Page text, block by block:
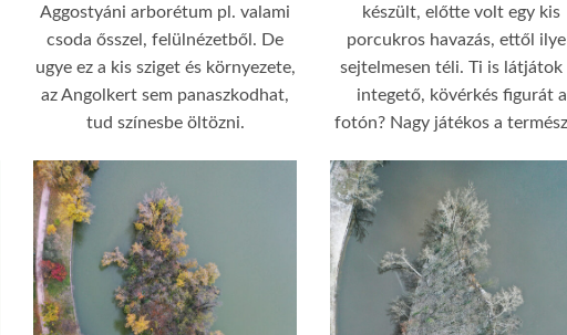
Aggostyáni arborétum pl. valami
csoda ősszel, felülnézetből. De
ugye ez a kis sziget és környezete,
az Angolkert sem panaszkodhat,
tud színesbe öltözni.
készült, előtte volt egy kis
porcukros havazás, ettől
sejtelmesen téli. Ti is látjátok
integető, kövérkés figurát a
fotón? Nagy játékos a